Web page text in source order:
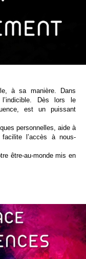
à sa manière. Dans
Dès lors le
est un puissant
personnelles, aide à
l’accès à nous-
être-au-monde mis en